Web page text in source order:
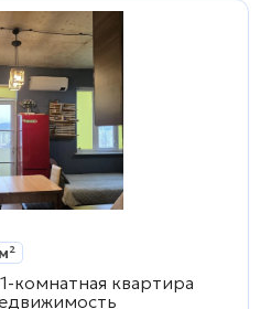
комнатная квартира